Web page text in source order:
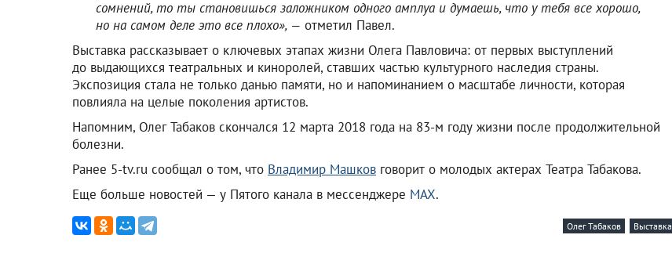
сомнений, то ты становишься заложником одного амплуа и думаешь, что у тебя все хорошо,
но на самом деле это все плохо», — отметил Павел.
Выставка рассказывает о ключевых этапах жизни Олега Павловича: от первых выступлений
до выдающихся театральных и киноролей, ставших частью культурного наследия страны.
Экспозиция стала не только данью памяти, но и напоминанием о масштабе личности, которая
повлияла на целые поколения артистов.
Напомним, Олег Табаков скончался 12 марта 2018 года на 83-м году жизни после продолжительной
болезни.
Ранее 5-tv.ru сообщал о том, что Владимир Машков говорит о молодых актерах Театра Табакова.
Еще больше новостей — у Пятого канала в мессенджере MAX.
Олег Табаков Выставка